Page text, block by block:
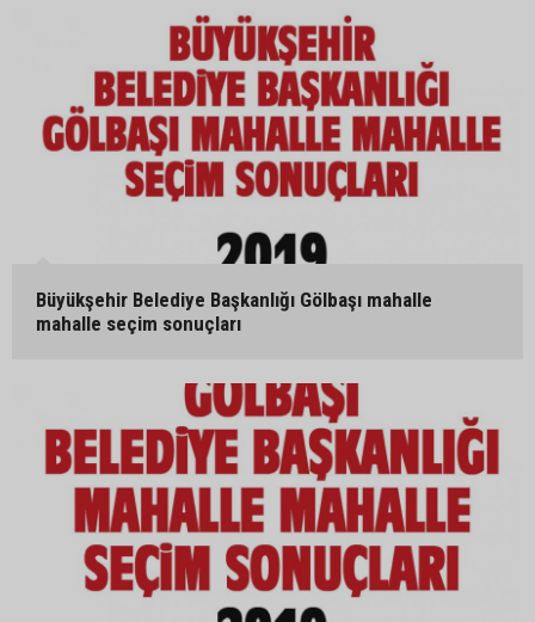
Büyükşehir Belediye Başkanlığı Gölbaşı mahalle
mahalle seçim sonuçları